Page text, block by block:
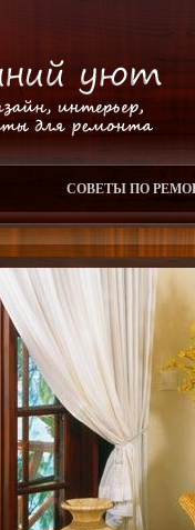
СОВЕТЫ ПО